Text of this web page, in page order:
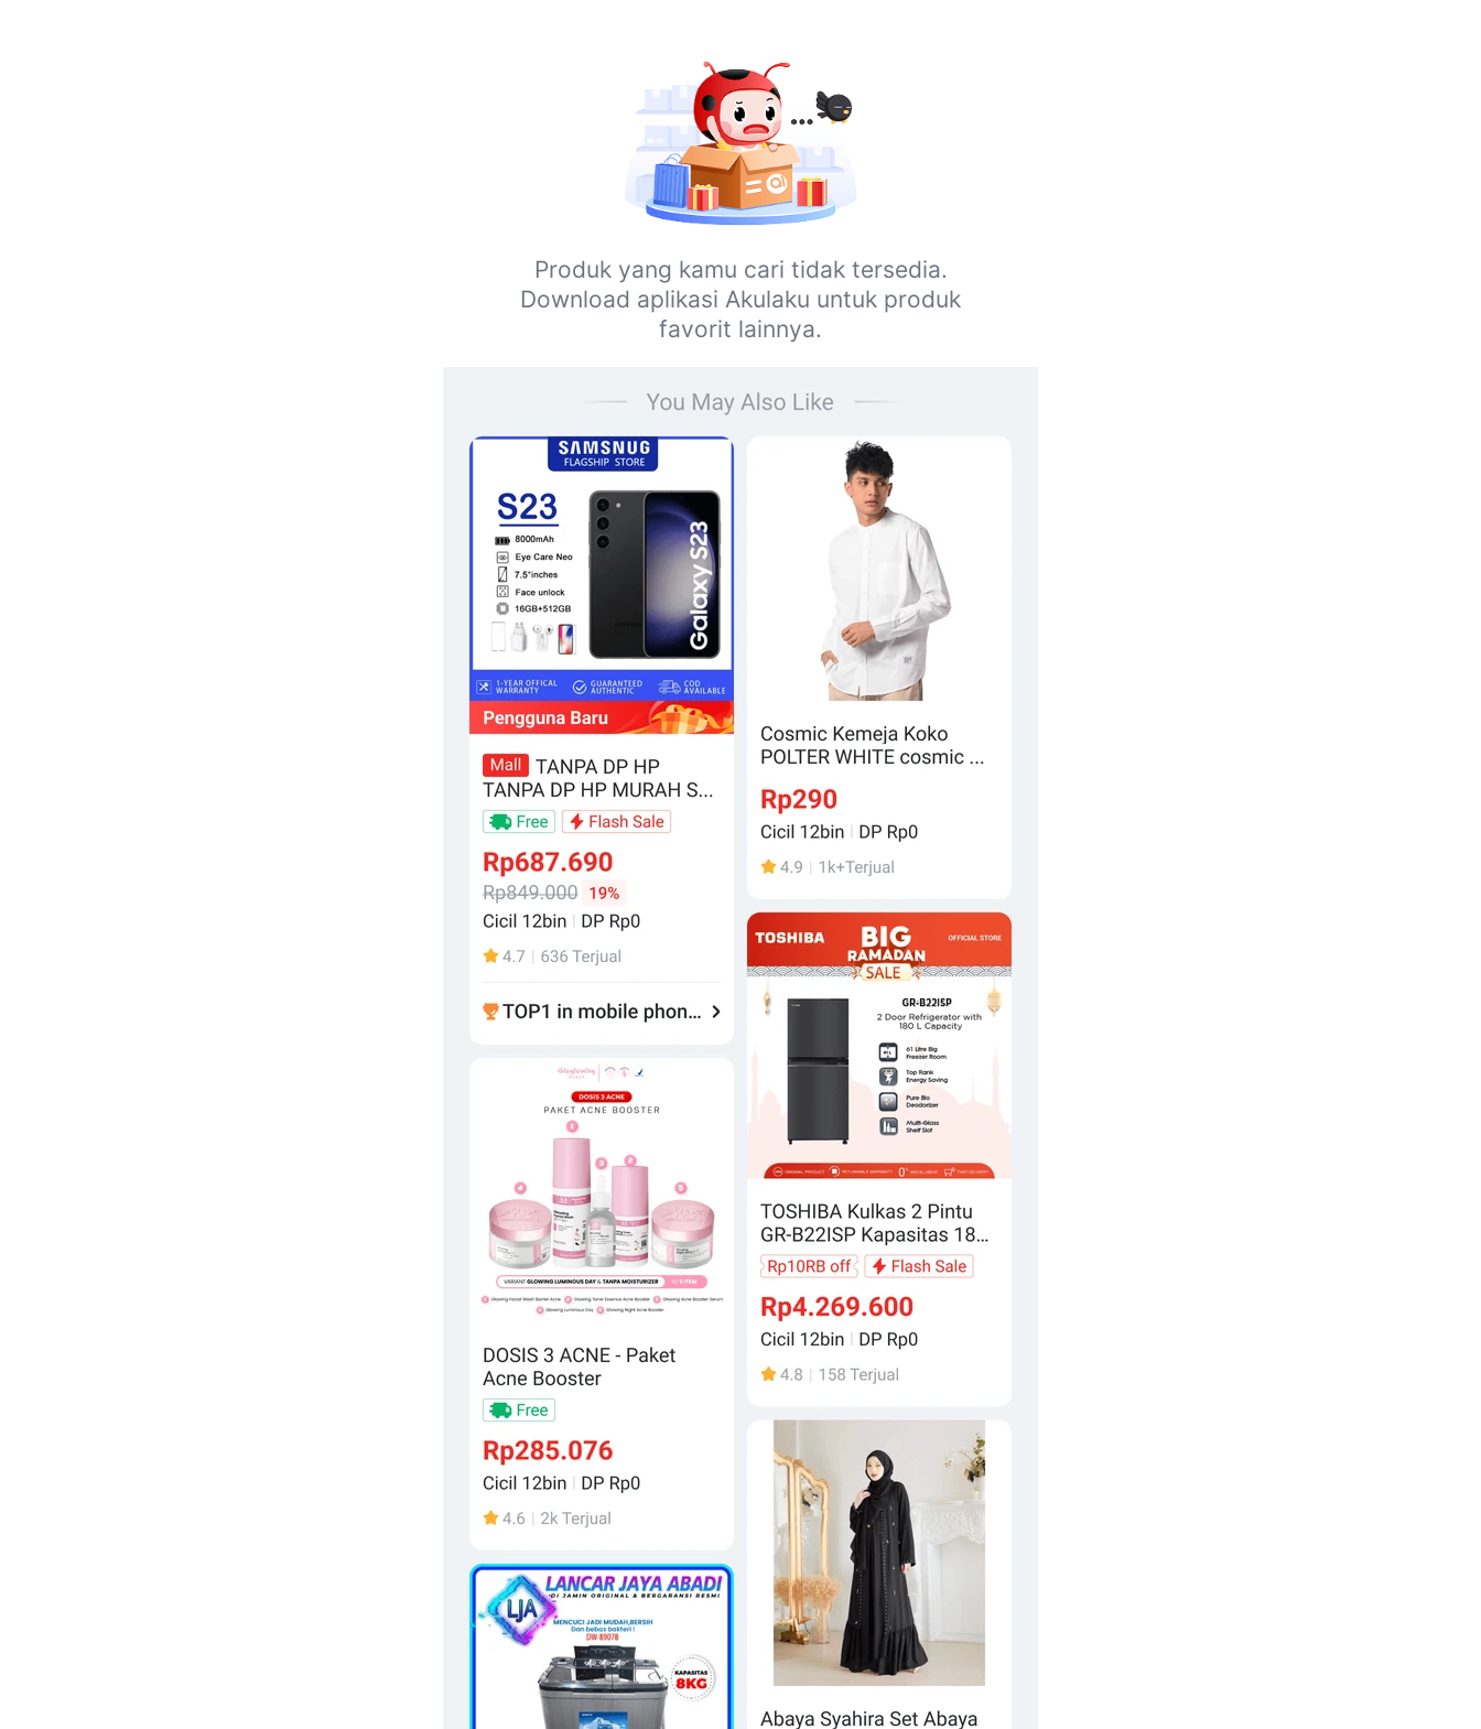
Produk yang kamu cari tidak tersedia.
Download aplikasi Akulaku untuk produk
favorit lainnya.